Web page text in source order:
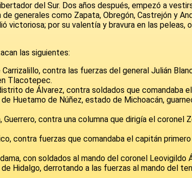
del Sur. Dos años después, empezó a
generales como Zapata, Obregón, Castrejón y
victoriosa; por su valentía y bravura en las peleas,
las siguientes:
contra las fuerzas del general Julián
Tlacotepec.
de Álvarez, contra soldados que comandaba
Huetamo de Núñez, estado de Michoacán,
contra una columna que dirigía el coronel
contra fuerzas que comandaba el capitán
con soldados al mando del coronel Leovigildo
Hidalgo, derrotando a las fuerzas al mando del